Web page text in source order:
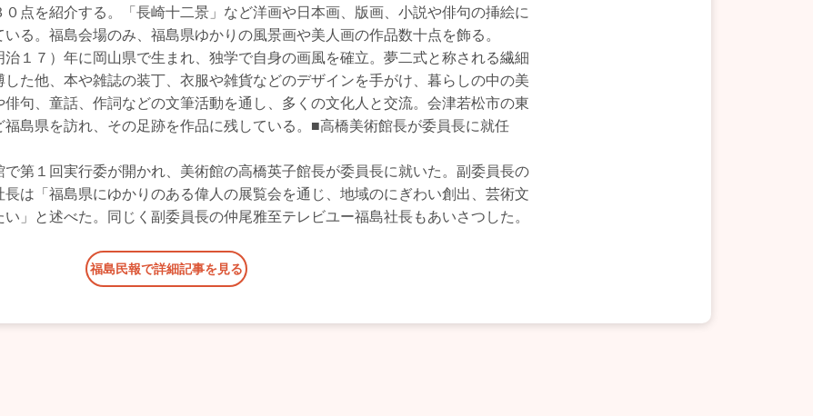
０点を紹介する。「長崎十二景」など洋画や日本画、版画、小説や俳句の挿絵に
る。福島会場のみ、福島県ゆかりの風景画や美人画の作品数十点を飾る。
１７）年に岡山県で生まれ、独学で自身の画風を確立。夢二式と称される繊細
した他、本や雑誌の装丁、衣服や雑貨などのデザインを手がけ、暮らしの中の美
俳句、童話、作詞などの文筆活動を通し、多くの文化人と交流。会津若松市の東
福島県を訪れ、その足跡を作品に残している。■高橋美術館長が委員長に就任
で第１回実行委が開かれ、美術館の高橋英子館長が委員長に就いた。副委員長の
は「福島県にゆかりのある偉人の展覧会を通じ、地域のにぎわい創出、芸術文
」と述べた。同じく副委員長の仲尾雅至テレビユー福島社長もあいさつした。
福島民報で詳細記事を見る